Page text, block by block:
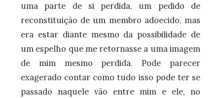
uma parte de si perdida, um pedido de
reconstituição de um membro adoecido, mas
era estar diante mesmo da possibilidade de
um espelho que me retornasse a uma imagem
de mim mesmo perdida. Pode parecer
exagerado contar como tudo isso pode ter se
passado naquele vão entre mim e ele, no